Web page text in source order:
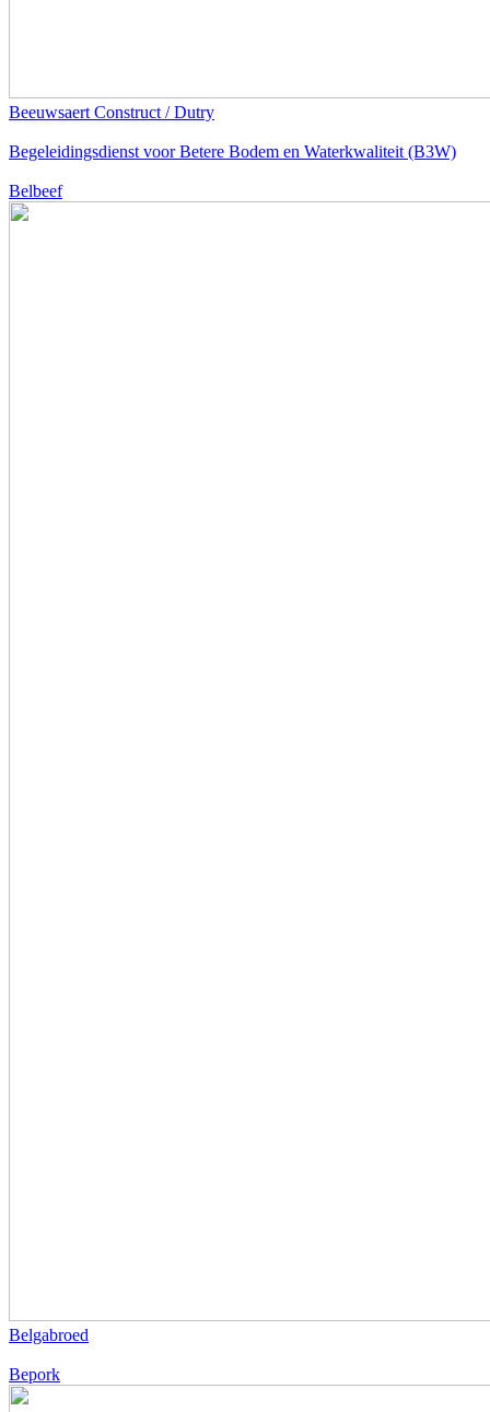
Beeuwsaert Construct / Dutry
Begeleidingsdienst voor Betere Bodem en Waterkwaliteit (B3W)
Belbeef
Belgabroed
Bepork